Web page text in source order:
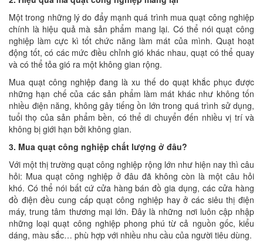
Một trong những lý do đẩy mạnh quá trình mua quạt công nghiệp
chính là hiệu quả mà sản phẩm mang lại. Có thể nói quạt công
nghiệp làm cực kì tốt chức năng làm mát của mình. Quạt hoạt
động tốt, có các mức điều chỉnh gió khác nhau, quạt có thể quay
và có thể tỏa gió ra một không gian rộng.
Mua quạt công nghiệp đang là xu thế do quạt khắc phục được
những hạn chế của các sản phẩm làm mát khác như không tốn
nhiều điện năng, không gây tiếng ồn lớn trong quá trình sử dụng,
tuổi thọ của sản phẩm bền, có thể di chuyển đến nhiều vị trí và
không bị giới hạn bởi không gian.
3. Mua quạt công nghiệp chất lượng ở đâu?
Với một thị trường quạt công nghiệp rộng lớn như hiện nay thì câu
hỏi: Mua quạt công nghiệp ở đâu đã không còn là một câu hỏi
khó. Có thể nói bất cứ cửa hàng bán đồ gia dụng, các cửa hàng
đồ điện đều cung cấp quạt công nghiệp hay ở các siêu thị điện
máy, trung tâm thương mại lớn. Đây là những nơi luôn cập nhập
những loại quạt công nghiệp phong phú từ cả nguồn gốc, kiểu
dáng, màu sắc… phù hợp với nhiều nhu cầu của người tiêu dùng.